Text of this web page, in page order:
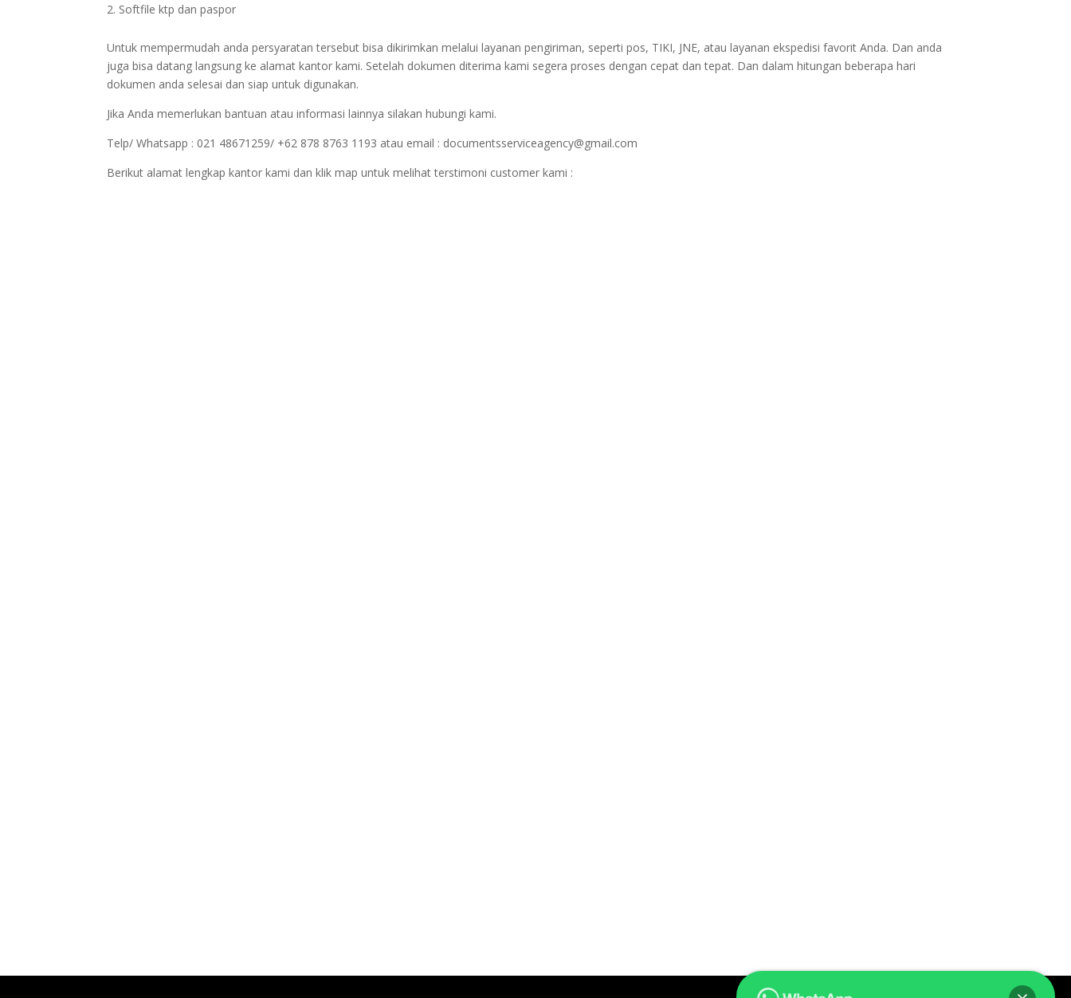
Softfile ktp dan paspor
Untuk mempermudah anda persyaratan tersebut bisa dikirimkan melalui layanan pengiriman, seperti pos, TIKI, JNE, atau layanan ekspedisi favorit Anda. Dan anda
juga bisa datang langsung ke alamat kantor kami. Setelah dokumen diterima kami segera proses dengan cepat dan tepat. Dan dalam hitungan beberapa hari
dokumen anda selesai dan siap untuk digunakan.
Jika Anda memerlukan bantuan atau informasi lainnya silakan hubungi kami.
Telp/ Whatsapp : 021 48671259/ +62 878 8763 1193 atau email : documentsserviceagency@gmail.com
Berikut alamat lengkap kantor kami dan klik map untuk melihat terstimoni customer kami :